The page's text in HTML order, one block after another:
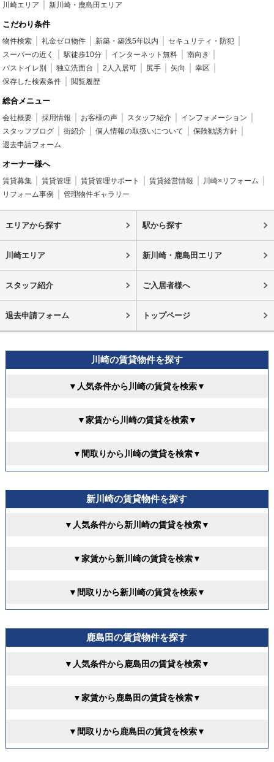
川崎エリア 新川崎・鹿島田エリア
こだわり条件
物件検索 礼金ゼロ物件 新築・築浅5年以内
セキュリティ・防犯
スーパーの近く
駅徒歩10分 インターネット無料
南向き
バストイレ別
独立洗面台 2人入居可 尻手 矢向
幸区
保存した検索条件
閲覧履歴
総合メニュー
会社概要 採用情報 お客様の声 スタッフ紹介
インフォメーション
スタッフブログ
街紹介 個人情報の取扱いについて
保険勧誘方針
退去申請フォーム
オーナー様へ
賃貸募集 賃貸管理 賃貸管理サポート 賃貸経営情報
川崎×リフォーム
リフォーム事例
管理物件ギャラリー
エリアから探す 駅から探す
川崎エリア 新川崎・鹿島田エリア
スタッフ紹介 ご入居者様へ
退去申請フォーム トップページ
川崎の賃貸物件を探す
▼人気条件から川崎の賃貸を検索▼
▼家賃から川崎の賃貸を検索▼
▼間取りから川崎の賃貸を検索▼
新川崎の賃貸物件を探す
▼人気条件から新川崎の賃貸を検索▼
▼家賃から新川崎の賃貸を検索▼
▼間取りから新川崎の賃貸を検索▼
鹿島田の賃貸物件を探す
▼人気条件から鹿島田の賃貸を検索▼
▼家賃から鹿島田の賃貸を検索▼
▼間取りから鹿島田の賃貸を検索▼